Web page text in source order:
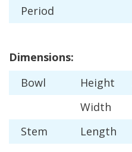
Period
Dimensions:
Bowl
Height
Width
Stem
Length